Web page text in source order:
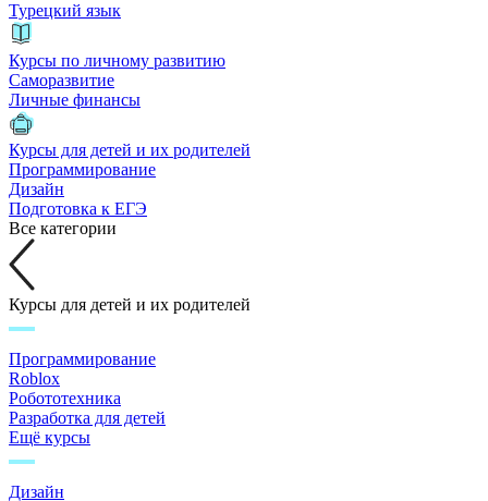
Турецкий язык
Курсы по личному развитию
Саморазвитие
Личные финансы
Курсы для детей и их родителей
Программирование
Дизайн
Подготовка к ЕГЭ
Все категории
Курсы для детей и их родителей
Программирование
Roblox
Робототехника
Разработка для детей
Ещё курсы
Дизайн